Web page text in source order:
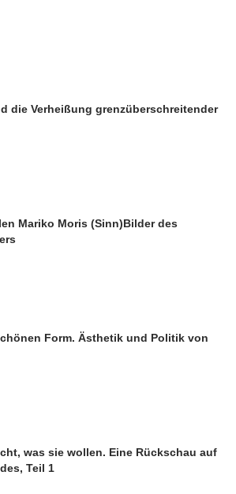
die Verheißung grenzüberschreitender
Mariko Moris (Sinn)Bilder des
Form. Ästhetik und Politik von
was sie wollen. Eine Rückschau auf
Teil 1